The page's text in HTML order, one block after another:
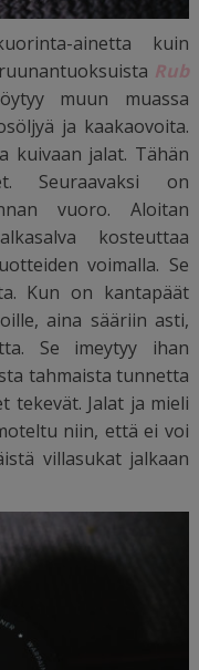
ainetta kuin
Rub
muun muassa
ja kaakaovoita.
kuivaan jalat. Tähän
Seuraavaksi on
vuoro. Aloitan
kosteuttaa
voimalla. Se
Kun on kantapäät
aina sääriin asti,
Se imeytyy ihan
tahmaista tunnetta
tekevät. Jalat ja mieli
niin, että ei voi
villasukat jalkaan